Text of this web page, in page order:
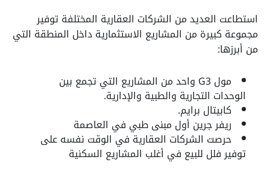
استطاعت العديد من الشركات العقارية المختلفة توفير
مجموعة كبيرة من المشاريع الاستثمارية داخل المنطقة التي
من أبرزها:
مول G3 واحد من المشاريع التي تجمع بين
الوحدات التجارية والطبية والإدارية.
كابيتال برايم.
ريفر جرين أول مبنى طبي في العاصمة
حرصت الشركات العقارية في الوقت نفسه على
توفير فلل للبيع في أغلب المشاريع السكنية